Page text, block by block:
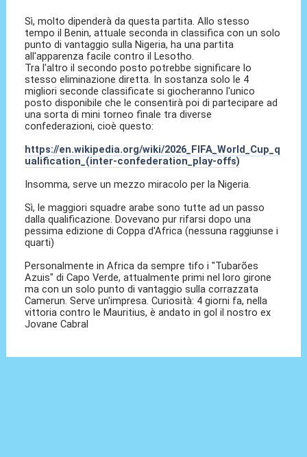
Sì, molto dipenderà da questa partita. Allo stesso
tempo il Benin, attuale seconda in classifica con un solo
punto di vantaggio sulla Nigeria, ha una partita
all'apparenza facile contro il Lesotho.
Tra l'altro il secondo posto potrebbe significare lo
stesso eliminazione diretta. In sostanza solo le 4
migliori seconde classificate si giocheranno l'unico
posto disponibile che le consentirà poi di partecipare ad
una sorta di mini torneo finale tra diverse
confederazioni, cioè questo:
https://en.wikipedia.org/wiki/2026_FIFA_World_Cup_q
ualification_(inter-confederation_play-offs)
Insomma, serve un mezzo miracolo per la Nigeria.
Sì, le maggiori squadre arabe sono tutte ad un passo
dalla qualificazione. Dovevano pur rifarsi dopo una
pessima edizione di Coppa d'Africa (nessuna raggiunse i
quarti)
Personalmente in Africa da sempre tifo i "Tubarões
Azuis" di Capo Verde, attualmente primi nel loro girone
ma con un solo punto di vantaggio sulla corrazzata
Camerun. Serve un'impresa. Curiosità: 4 giorni fa, nella
vittoria contro le Mauritius, è andato in gol il nostro ex
Jovane Cabral